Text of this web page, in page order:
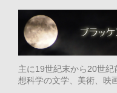
主に19世紀末から20世
想科学の文学、美術、映